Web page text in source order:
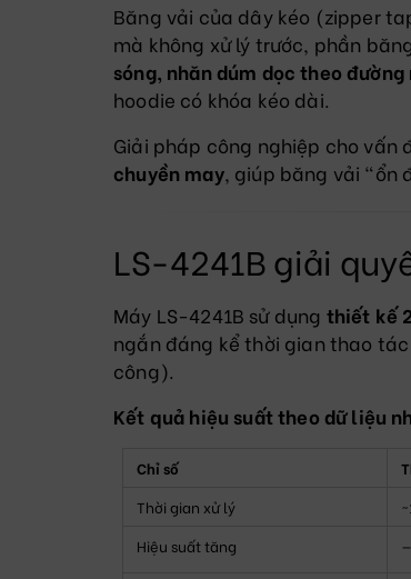
Băng vải của dây kéo (zipper
mà không xử lý trước, phần
sóng, nhăn dúm dọc theo đường
hoodie có khóa kéo dài.
Giải pháp công nghiệp cho vấn
chuyền may, giúp băng vải “ổn
LS-4241B giải
Máy LS-4241B sử dụng thiết kế
ngắn đáng kể thời gian thao
công).
Kết quả hiệu suất theo dữ liệu
Chỉ số
Thời gian xử lý
Hiệu suất tăng
—